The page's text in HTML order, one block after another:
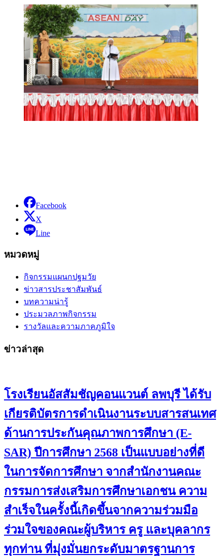
Facebook
X
Line
หมวดหมู่
กิจกรรมแผนกปฐมวัย
ข่าวสารประชาสัมพันธ์
บทความน่ารู้
ประมวลภาพกิจกรรม
รางวัลและความภาคภูมิใจ
ข่าวล่าสุด
โรงเรียนอัสสัมชัญคอนแวนต์ ลพบุรี ได้รับ
เกียรติบัตรการดำเนินงานระบบสารสนเทศ
ด้านการประกันคุณภาพการศึกษา (E-
SAR) ปีการศึกษา 2568 เป็นแบบอย่างที่ดี
ในการจัดการศึกษา จากสำนักงานคณะ
กรรมการส่งเสริมการศึกษาเอกชน ความ
สำเร็จในครั้งนี้เกิดขึ้นจากความร่วมมือ
ร่วมใจของคณะผู้บริหาร ครู และบุคลากร
ทุกท่าน ที่มุ่งมั่นยกระดับมาตรฐานการ